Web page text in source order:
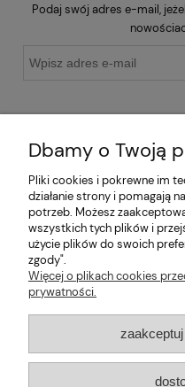
Podaj swój adres e-mail,
Sklep
Dbamy o Twoją
Pliki cookies i pokrewne im
działanie strony i pomagają
potrzeb. Możesz
wszystkich tych plików i
użycie plików do swoich
zgody".
Więcej o plikach cookies
prywatności.